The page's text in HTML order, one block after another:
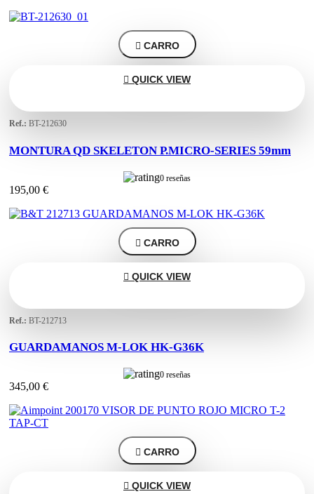
 CARRO
 QUICK VIEW
Ref.: BT-212630
MONTURA QD SKELETON P.MICRO-SERIES 59mm
0 reseñas
195,00 €
 CARRO
 QUICK VIEW
Ref.: BT-212713
GUARDAMANOS M-LOK HK-G36K
0 reseñas
345,00 €
 CARRO
 QUICK VIEW